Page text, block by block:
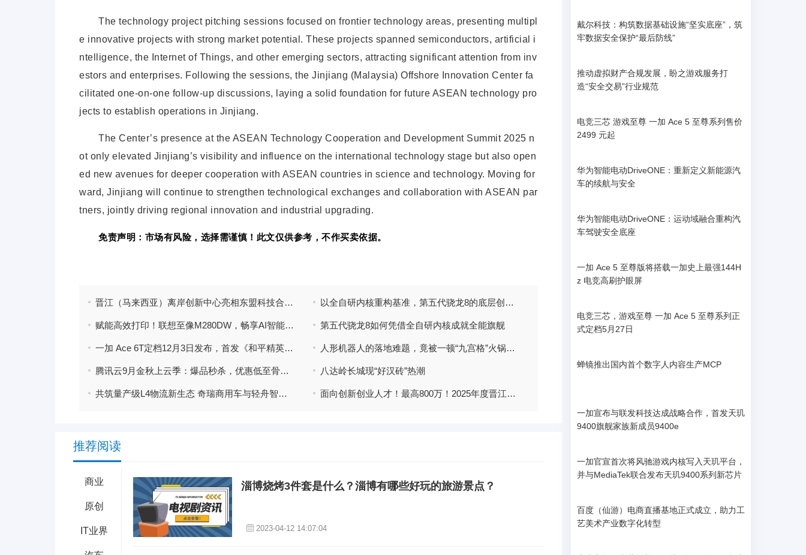
The technology project pitching sessions focused on frontier technology areas, presenting multipl
e innovative projects with strong market potential. These projects spanned semiconductors, artificial i
ntelligence, the Internet of Things, and other emerging sectors, attracting significant attention from inv
estors and enterprises. Following the sessions, the Jinjiang (Malaysia) Offshore Innovation Center fa
cilitated one-on-one follow-up discussions, laying a solid foundation for future ASEAN technology pro
jects to establish operations in Jinjiang.
The Center’s presence at the ASEAN Technology Cooperation and Development Summit 2025 n
ot only elevated Jinjiang’s visibility and influence on the international technology stage but also open
ed new avenues for deeper cooperation with ASEAN countries in science and technology. Moving for
ward, Jinjiang will continue to strengthen technological exchanges and collaboration with ASEAN par
tners, jointly driving regional innovation and industrial upgrading.
免责声明：市场有风险，选择需谨慎！此文仅供参考，不作买卖依据。
晋江（马来西亚）离岸创新中心亮相东盟科技合作与发展高峰会 以全自研内核重构基准，第五代骁龙8的底层创新与体验升华
赋能高效打印！联想至像M280DW，畅享AI智能打印 第五代骁龙8如何凭借全自研内核成就全能旗舰
一加 Ace 6T定档12月3日发布，首发《和平精英》165Hz高刷新帧率模式 人形机器人的落地难题，竟被一顿“九宫格”火锅解开？
腾讯云9月金秋上云季：爆品秒杀，优惠低至骨折价，概泽科技限时回馈！ 八达岭长城现“好汉砖”热潮
共筑量产级L4物流新生态 奇瑞商用车与轻舟智航完成战略合作签约 面向创新创业人才！最高800万！2025年度晋江市高层次创新创业人才（团队）项目正在申报中
推荐阅读
商业
原创
IT业界
淄博烧烤3件套是什么？淄博有哪些好玩的旅游景点？
2023-04-12 14:07:04
戴尔科技：构筑数据基础设施“坚实底座”，筑
牢数据安全保护“最后防线”
推动虚拟财产合规发展，盼之游戏服务打
造“安全交易”行业规范
电竞三芯 游戏至尊 一加 Ace 5 至尊系列售价
2499 元起
华为智能电动DriveONE：重新定义新能源汽
车的续航与安全
华为智能电动DriveONE：运动域融合重构汽
车驾驶安全底座
一加 Ace 5 至尊版将搭载一加史上最强144H
z 电竞高刷护眼屏
电竞三芯，游戏至尊 一加 Ace 5 至尊系列正
式定档5月27日
蝉镜推出国内首个数字人内容生产MCP
一加宣布与联发科技达成战略合作，首发天玑
9400旗舰家族新成员9400e
一加官宣首次将风驰游戏内核写入天玑平台，
并与MediaTek联合发布天玑9400系列新芯片
百度（仙游）电商直播基地正式成立，助力工
艺美术产业数字化转型